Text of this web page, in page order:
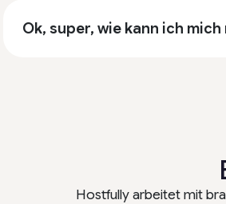
Ok, super, wie kann ich
Hostfully arbeitet mit